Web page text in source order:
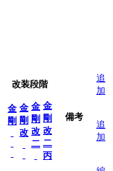
改装段階
備考
追
加
金
剛
金
剛
改
金
剛
改
二
金
剛
改
二
丙
追
加